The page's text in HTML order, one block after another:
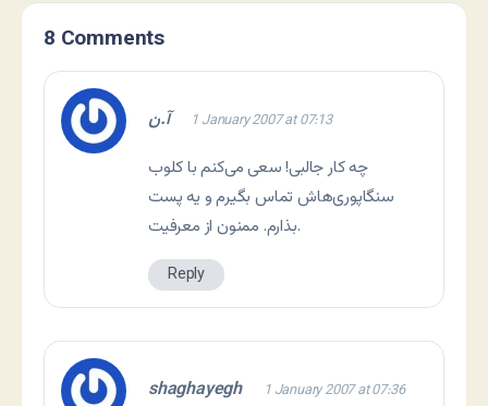
8 Comments
آ.ن 1 January 2007 at 07:13
چه کار جالبی! سعی می‌کنم با کلوب
سنگاپوری‌هاش تماس بگیرم و یه پست
بذارم. ممنون از معرفیت.
Reply
shaghayegh 1 January 2007 at 07:36